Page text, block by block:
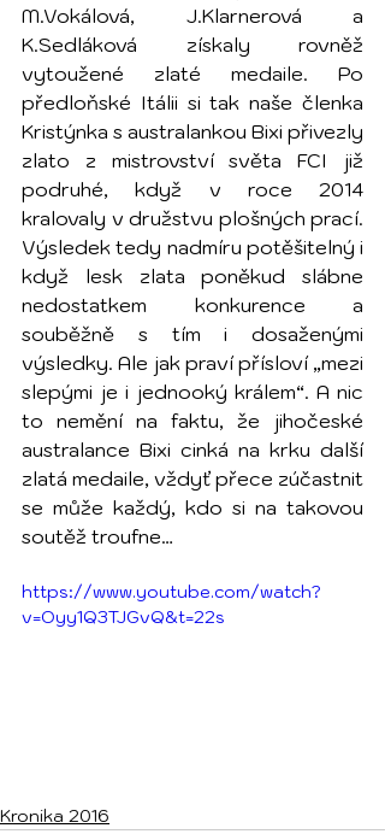
M.Vokálová, J.Klarnerová a
K.Sedláková získaly rovněž
vytoužené zlaté medaile. Po
předloňské Itálii si tak naše členka
Kristýnka s australankou Bixi přivezly
zlato z mistrovství světa FCI již
podruhé, když v roce 2014
kralovaly v družstvu plošných prací.
Výsledek tedy nadmíru potěšitelný i
když lesk zlata poněkud slábne
nedostatkem konkurence a
souběžně s tím i dosaženými
výsledky. Ale jak praví přísloví „mezi
slepými je i jednooký králem“. A nic
to nemění na faktu, že jihočeské
australance Bixi cinká na krku další
zlatá medaile, vždyť přece zúčastnit
se může každý, kdo si na takovou
soutěž troufne…
https://www.youtube.com/watch?
v=Oyy1Q3TJGvQ&t=22s
Kronika 2016